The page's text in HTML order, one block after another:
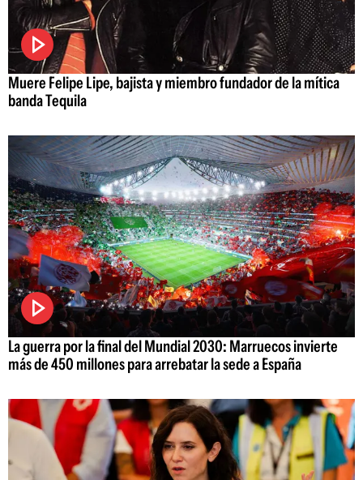
Muere Felipe Lipe, bajista y miembro fundador de la mítica
banda Tequila
La guerra por la final del Mundial 2030: Marruecos invierte
más de 450 millones para arrebatar la sede a España